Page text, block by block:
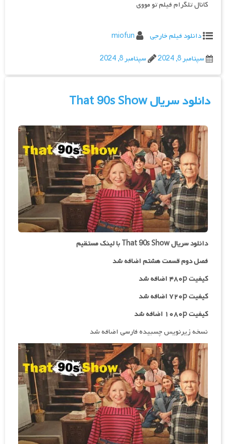
کانال تلگرام فیلم تو مووی
دانلود فیلم خارجی
miofun
سپتامبر 8, 2024
سپتامبر 8, 2024
دانلود سریال That 90s Show
دانلود سریال That 90s Show با لینک مستقیم
فصل دوم قسمت هشتم اضافه شد
کیفیت ۴۸۰p اضافه شد
کیفیت ۷۲۰p
اضافه شد
کیفیت ۱۰۸۰p اضافه شد
نسخه زیرنویس چسبیده فارسی اضافه شد